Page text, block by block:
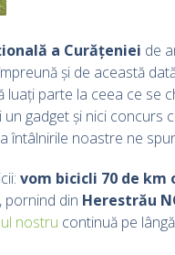
a Curățeniei de
și de această
luați parte la ceea ce
gadget și nici
întâlnirile noastre ne
vom bicicli 70 de km
, pornind din Herestrău
nostru continuă pe